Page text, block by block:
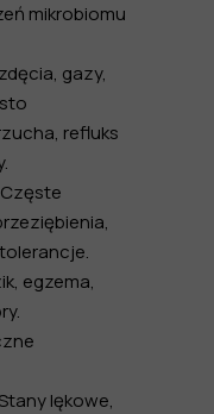
mikrobiomu
gazy,
refluks
Częste
egzema,
lękowe,